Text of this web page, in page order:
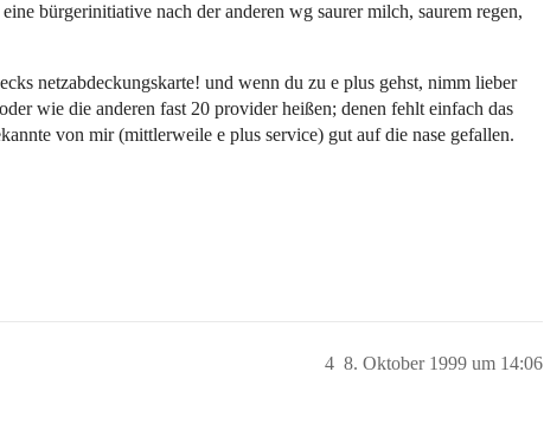
bürgerinitiative nach der anderen wg saurer milch, saurem regen,
netzabdeckungskarte! und wenn du zu e plus gehst, nimm lieber
wie die anderen fast 20 provider heißen; denen fehlt einfach das
von mir (mittlerweile e plus service) gut auf die nase gefallen.
8. Oktober 1999 um 14:06
4